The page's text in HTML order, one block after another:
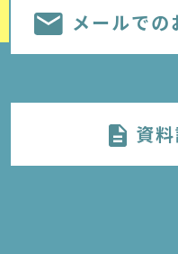
メールでの
資